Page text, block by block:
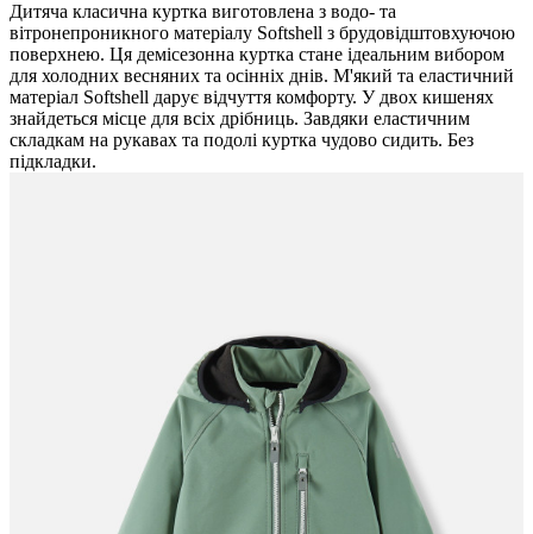
Дитяча класична куртка виготовлена з водо- та
вітронепроникного матеріалу Softshell з брудовідштовхуючою
поверхнею. Ця демісезонна куртка стане ідеальним вибором
для холодних весняних та осінніх днів. М'який та еластичний
матеріал Softshell дарує відчуття комфорту. У двох кишенях
знайдеться місце для всіх дрібниць. Завдяки еластичним
складкам на рукавах та подолі куртка чудово сидить. Без
підкладки.